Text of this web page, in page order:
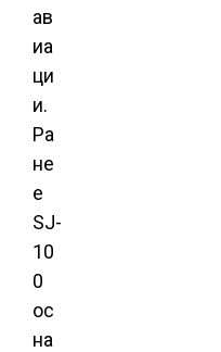
ав
иа
ци
и.
Ра
не
е
SJ-
10
0
ос
на